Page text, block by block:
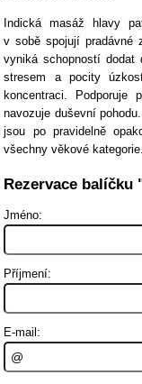
Indická masáž hlavy
v sobě spojují pradávné
vyniká schopností dodat
stresem a pocity
koncentraci. Podporuje
navozuje duševní
jsou po pravidelně
všechny věkové
Rezervace balíčku
Jméno:
Příjmení:
E-mail: